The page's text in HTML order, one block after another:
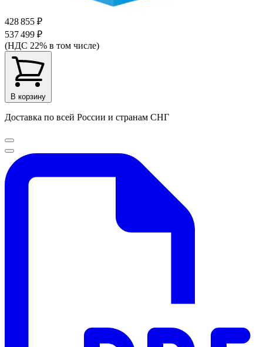
428 855 ₽
537 499 ₽
(НДС 22% в том числе)
В корзину
Доставка по всей России и странам СНГ